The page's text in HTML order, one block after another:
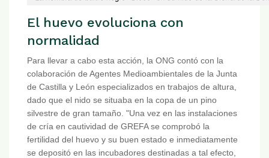
El huevo evoluciona con
normalidad
Para llevar a cabo esta acción, la ONG contó con la
colaboración de Agentes Medioambientales de la Junta
de Castilla y León especializados en trabajos de altura,
dado que el nido se situaba en la copa de un pino
silvestre de gran tamaño. "Una vez en las instalaciones
de cría en cautividad de GREFA se comprobó la
fertilidad del huevo y su buen estado e inmediatamente
se depositó en las incubadores destinadas a tal efecto,